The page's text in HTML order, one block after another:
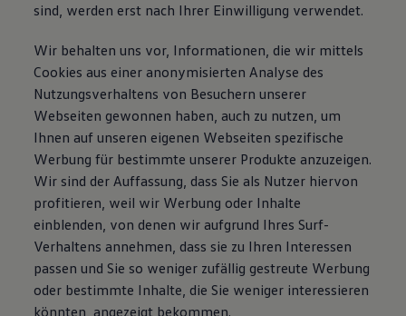
sind, werden erst nach Ihrer Einwilligung verwendet.
Wir behalten uns vor, Informationen, die wir mittels
Cookies aus einer anonymisierten Analyse des
Nutzungsverhaltens von Besuchern unserer
Webseiten gewonnen haben, auch zu nutzen, um
Ihnen auf unseren eigenen Webseiten spezifische
Werbung für bestimmte unserer Produkte anzuzeigen.
Wir sind der Auffassung, dass Sie als Nutzer hiervon
profitieren, weil wir Werbung oder Inhalte
einblenden, von denen wir aufgrund Ihres Surf-
Verhaltens annehmen, dass sie zu Ihren Interessen
passen und Sie so weniger zufällig gestreute Werbung
oder bestimmte Inhalte, die Sie weniger interessieren
könnten, angezeigt bekommen.